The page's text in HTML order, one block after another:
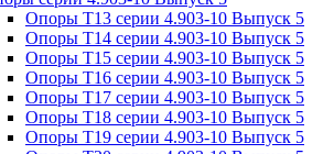
Опоры Т13 серии 4.903-10 Выпуск 5
Опоры Т14 серии 4.903-10 Выпуск 5
Опоры Т15 серии 4.903-10 Выпуск 5
Опоры Т16 серии 4.903-10 Выпуск 5
Опоры Т17 серии 4.903-10 Выпуск 5
Опоры Т18 серии 4.903-10 Выпуск 5
Опоры Т19 серии 4.903-10 Выпуск 5